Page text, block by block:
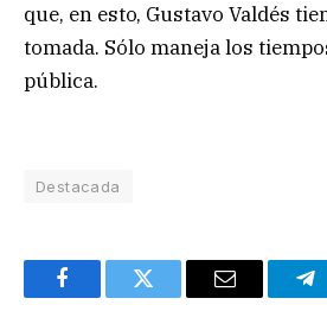
que, en esto, Gustavo Valdés
tomada. Sólo maneja los
pública.
Destacada
FacebookTwitter Email